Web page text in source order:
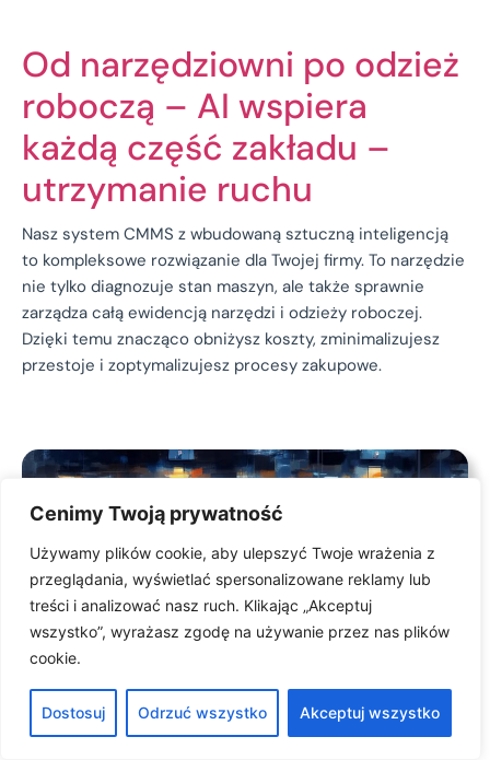
Cenimy Twoją prywatność
Używamy plików cookie, aby ulepszyć Twoje wrażenia z
przeglądania, wyświetlać spersonalizowane reklamy lub
treści i analizować nasz ruch. Klikając „Akceptuj
wszystko”, wyrażasz zgodę na używanie przez nas plików
cookie.
Dostosuj Odrzuć wszystko Akceptuj wszystko
Od narzędziowni po odzież
roboczą – AI wspiera
każdą część zakładu –
utrzymanie ruchu
Nasz system CMMS z wbudowaną sztuczną inteligencją
to kompleksowe rozwiązanie dla Twojej firmy. To narzędzie
nie tylko diagnozuje stan maszyn, ale także sprawnie
zarządza całą ewidencją narzędzi i odzieży roboczej.
Dzięki temu znacząco obniżysz koszty, zminimalizujesz
przestoje i zoptymalizujesz procesy zakupowe.